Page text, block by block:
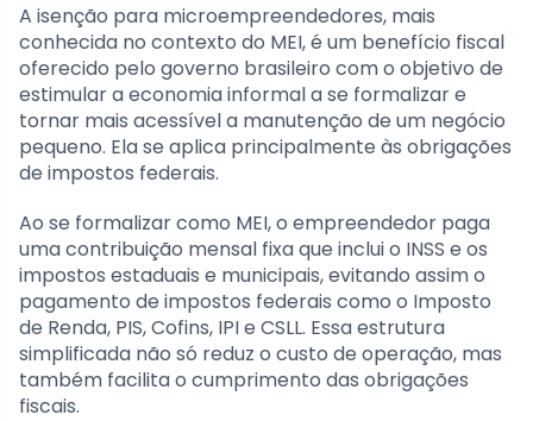
A isenção para microempreendedores, mais
conhecida no contexto do MEI, é um benefício fiscal
oferecido pelo governo brasileiro com o objetivo de
estimular a economia informal a se formalizar e
tornar mais acessível a manutenção de um negócio
pequeno. Ela se aplica principalmente às obrigações
de impostos federais.
Ao se formalizar como MEI, o empreendedor paga
uma contribuição mensal fixa que inclui o INSS e os
impostos estaduais e municipais, evitando assim o
pagamento de impostos federais como o Imposto
de Renda, PIS, Cofins, IPI e CSLL. Essa estrutura
simplificada não só reduz o custo de operação, mas
também facilita o cumprimento das obrigações
fiscais.